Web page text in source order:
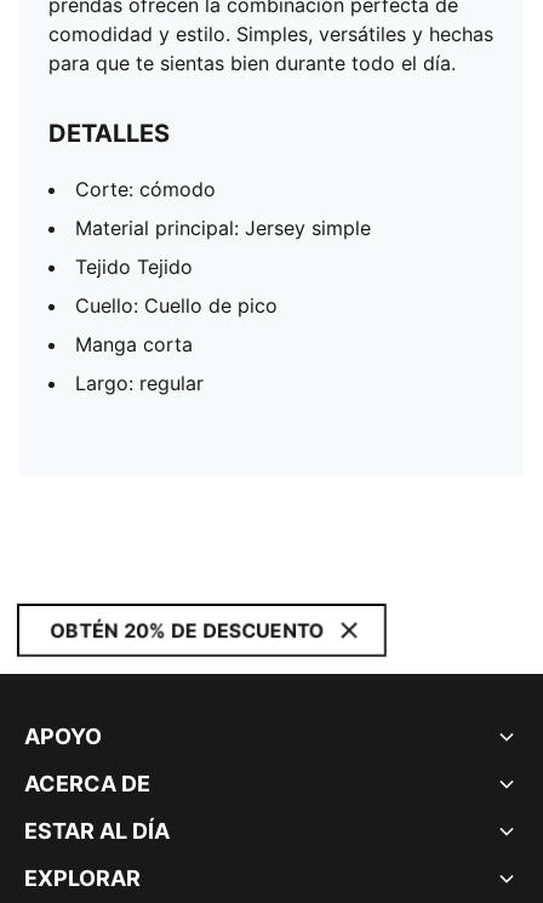
prendas ofrecen la combinación perfecta de
comodidad y estilo. Simples, versátiles y hechas
para que te sientas bien durante todo el día.
DETALLES
Corte: cómodo
Material principal: Jersey simple
Tejido Tejido
Cuello: Cuello de pico
Manga corta
Largo: regular
OBTÉN 20% DE DESCUENTO
APOYO
ACERCA DE
ESTAR AL DÍA
EXPLORAR